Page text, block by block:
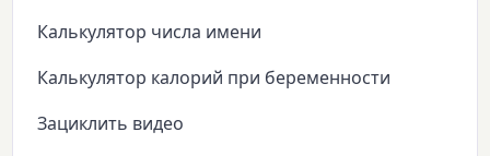
Калькулятор числа имени
Калькулятор калорий при беременности
Зациклить видео